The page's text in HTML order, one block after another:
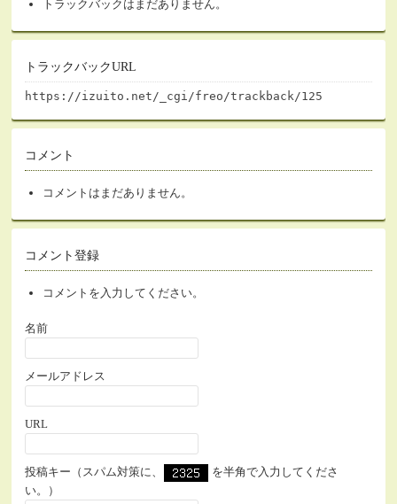
トラックバックはまだありません。
トラックバックURL
https://izuito.net/_cgi/freo/trackback/125
コメント
コメントはまだありません。
コメント登録
コメントを入力してください。
名前
メールアドレス
URL
投稿キー（スパム対策に、
を半角で入力してくださ
い。）